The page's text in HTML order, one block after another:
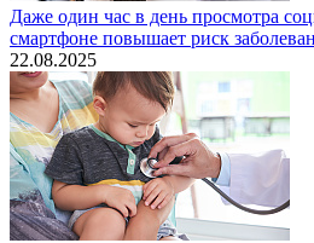
Даже один час в день просмотра
смартфоне повышает риск
22.08.2025